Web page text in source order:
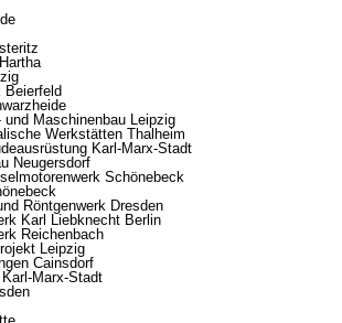
Beierfeld
Maschinenbau Leipzig
Werkstätten Thalheim
Karl-Marx-Stadt
Neugersdorf
Schönebeck
Röntgenwerk Dresden
Karl Liebknecht Berlin
Reichenbach
Leipzig
Cainsdorf
Marx-Stadt